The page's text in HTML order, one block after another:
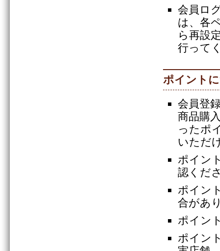
会員ロ
は、各
ら再設
行って
ポイント
会員登
商品購
ったポ
いただ
ポイン
認くだ
ポイン
合があ
ポイン
ポイン